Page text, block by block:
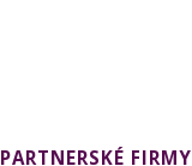
PARTNERSKÉ FIRMY